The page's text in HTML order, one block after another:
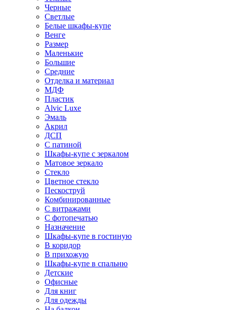
Черные
Светлые
Белые шкафы-купе
Венге
Размер
Маленькие
Большие
Средние
Отделка и материал
МДФ
Пластик
Alvic Luxe
Эмаль
Акрил
ДСП
С патиной
Шкафы-купе с зеркалом
Матовое зеркало
Стекло
Цветное стекло
Пескоструй
Комбинированные
С витражами
С фотопечатью
Назначение
Шкафы-купе в гостиную
В коридор
В прихожую
Шкафы-купе в спальню
Детские
Офисные
Для книг
Для одежды